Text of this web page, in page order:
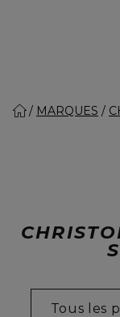
MARQUES
Tous les